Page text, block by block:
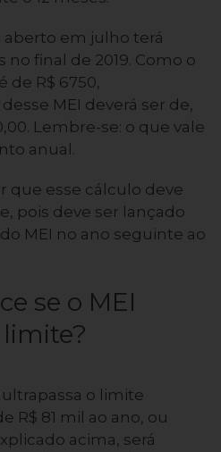
aberto em julho terá
no final de 2019. Como o
de R$ 6750,
desse MEI deverá ser de,
Lembre-se: o que vale
anual.
que esse cálculo deve
pois deve ser lançado
MEI no ano seguinte ao
se o MEI
o limite
R$ 81 mil ao ano, ou
acima, será